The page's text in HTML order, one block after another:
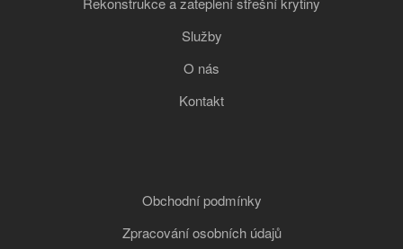
Služby
O nás
Kontakt
Obchodní podmínky
Zpracování osobních údajů